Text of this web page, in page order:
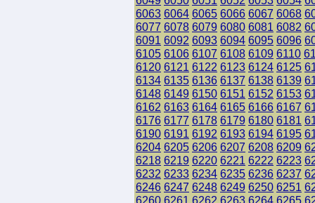
6063 6064 6065 6066 6067 6068
6077 6078 6079 6080 6081 6082
6091 6092 6093 6094 6095 6096
6105 6106 6107 6108 6109 6110
6120 6121 6122 6123 6124 6125
6134 6135 6136 6137 6138 6139
6148 6149 6150 6151 6152 6153
6162 6163 6164 6165 6166 6167
6176 6177 6178 6179 6180 6181
6190 6191 6192 6193 6194 6195
6204 6205 6206 6207 6208 6209
6218 6219 6220 6221 6222 6223
6232 6233 6234 6235 6236 6237
6246 6247 6248 6249 6250 6251
6260 6261 6262 6263 6264 6265